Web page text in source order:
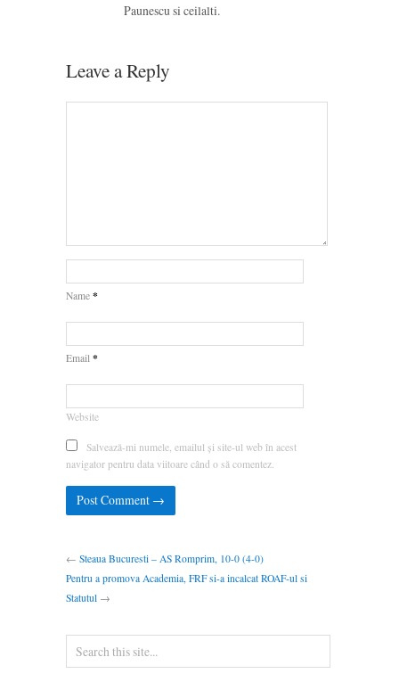
Paunescu si ceilalti.
Leave a Reply
Name *
Email *
Website
Salvează-mi numele, emailul și site-ul web în acest
navigator pentru data viitoare când o să comentez.
← Steaua Bucuresti – AS Romprim, 10-0 (4-0)
Pentru a promova Academia, FRF si-a incalcat ROAF-ul si
Statutul →